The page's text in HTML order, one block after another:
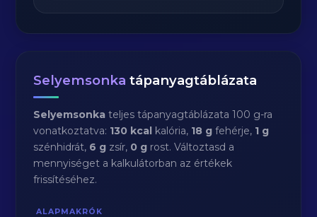
Selyemsonka tápanyagtáblázata
Selyemsonka teljes tápanyagtáblázata 100 g-ra
vonatkoztatva: 130 kcal kalória, 18 g fehérje, 1 g
szénhidrát, 6 g zsír, 0 g rost. Változtasd a
mennyiséget a kalkulátorban az értékek
frissítéséhez.
ALAPMAKRÓK